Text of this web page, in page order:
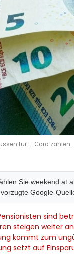
für E-Card zahlen.
Sie weekend.at
Google-
sind
steigen weiter an
kommt zum
setzt auf